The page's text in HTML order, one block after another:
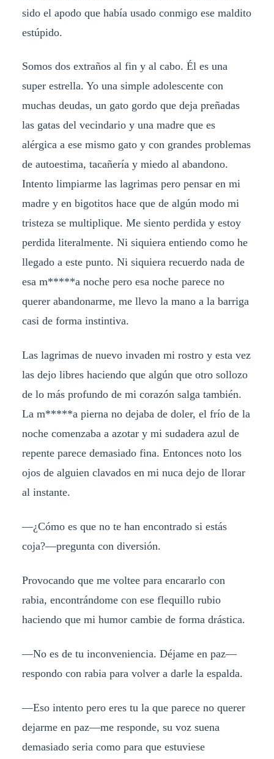
sido el apodo que había usado conmigo ese maldito
estúpido.
Somos dos extraños al fin y al cabo. Él es una
super estrella. Yo una simple adolescente con
muchas deudas, un gato gordo que deja preñadas
las gatas del vecindario y una madre que es
alérgica a ese mismo gato y con grandes problemas
de autoestima, tacañería y miedo al abandono.
Intento limpiarme las lagrimas pero pensar en mi
madre y en bigotitos hace que de algún modo mi
tristeza se multiplique. Me siento perdida y estoy
perdida literalmente. Ni siquiera entiendo como he
llegado a este punto. Ni siquiera recuerdo nada de
esa m*****a noche pero esa noche parece no
querer abandonarme, me llevo la mano a la barriga
casi de forma instintiva.
Las lagrimas de nuevo invaden mi rostro y esta vez
las dejo libres haciendo que algún que otro sollozo
de lo más profundo de mi corazón salga también.
La m*****a pierna no dejaba de doler, el frío de la
noche comenzaba a azotar y mi sudadera azul de
repente parece demasiado fina. Entonces noto los
ojos de alguien clavados en mi nuca dejo de llorar
al instante.
—¿Cómo es que no te han encontrado si estás
coja?—pregunta con diversión.
Provocando que me voltee para encararlo con
rabia, encontrándome con ese flequillo rubio
haciendo que mi humor cambie de forma drástica.
—No es de tu inconveniencia. Déjame en paz—
respondo con rabia para volver a darle la espalda.
—Eso intento pero eres tu la que parece no querer
dejarme en paz—me responde, su voz suena
demasiado seria como para que estuviese